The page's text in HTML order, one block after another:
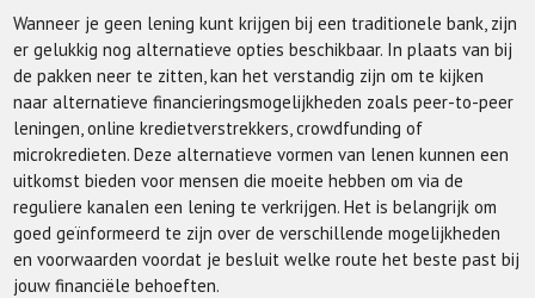
Wanneer je geen lening kunt krijgen bij een traditionele bank, zijn
er gelukkig nog alternatieve opties beschikbaar. In plaats van bij
de pakken neer te zitten, kan het verstandig zijn om te kijken
naar alternatieve financieringsmogelijkheden zoals peer-to-peer
leningen, online kredietverstrekkers, crowdfunding of
microkredieten. Deze alternatieve vormen van lenen kunnen een
uitkomst bieden voor mensen die moeite hebben om via de
reguliere kanalen een lening te verkrijgen. Het is belangrijk om
goed geïnformeerd te zijn over de verschillende mogelijkheden
en voorwaarden voordat je besluit welke route het beste past bij
jouw financiële behoeften.